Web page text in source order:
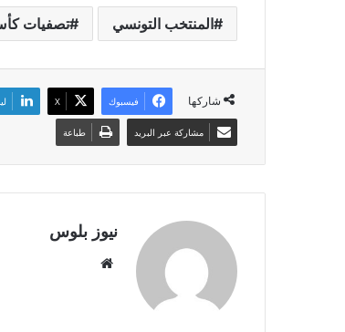
المنتخب التونسي تصفيات
شاركها فيسبوك X
مشاركة عبر البريد طباعة
نيوز بلوس